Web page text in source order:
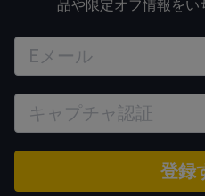
品や限定オフ情報をい
登録